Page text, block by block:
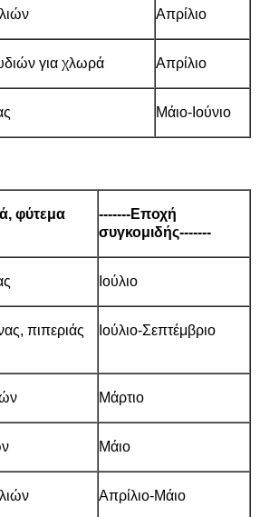
Απρίλιο
για χλωρά Απρίλιο
Μάιο-Ιούνιο
φύτεμα
-------Εποχή
συγκομιδής-------
Ιούλιο
πιπεριάς
Ιούλιο-Σεπτέμβριο
Μάρτιο
Μάιο
Απρίλιο-Μάιο